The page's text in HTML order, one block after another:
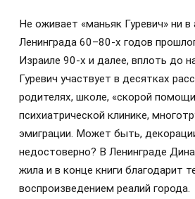
Не оживает «маньяк Гуревич» ни в
Ленинграда 60–80‑х годов
Израиле 90-х и далее, вплоть до
Гуревич участвует в десятках
родителях, школе, «скорой
психиатрической клинике,
эмиграции. Может быть,
недостоверно? В Ленинграде
жила и в конце книги благодарит
воспроизведением реалий города.